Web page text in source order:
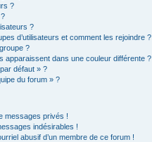
?
?
d’utilisateurs et comment les rejoindre ?
?
apparaissent dans une couleur différente ?
défaut » ?
du forum » ?
messages privés !
indésirables !
abusif d’un membre de ce forum !